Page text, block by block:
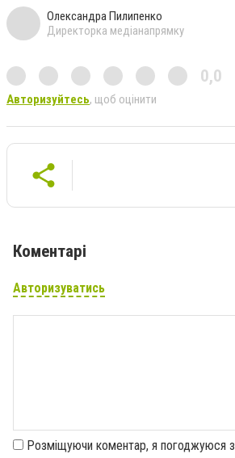
Олександра Пилипенко
Директорка медіанапрямку
0,0
Авторизуйтесь, щоб оцінити
Коментарі
Авторизуватись
Розміщуючи коментар, я погоджуюся з